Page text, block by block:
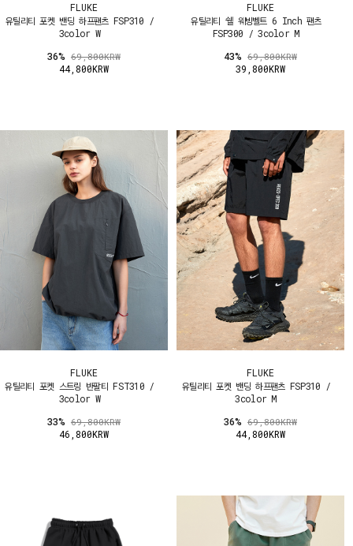
FLUKE
유틸리티 포켓 밴딩 하프팬츠 FSP310 /
3color W
36% 69,800KRW
44,800KRW
FLUKE
유틸리티 쉘 웨빙벨트 6 Inch 팬츠
FSP300 / 3color M
43% 69,800KRW
39,800KRW
FLUKE
유틸리티 포켓 스트링 반팔티 FST310 /
3color W
33% 69,800KRW
46,800KRW
FLUKE
유틸리티 포켓 밴딩 하프팬츠 FSP310 /
3color M
36% 69,800KRW
44,800KRW